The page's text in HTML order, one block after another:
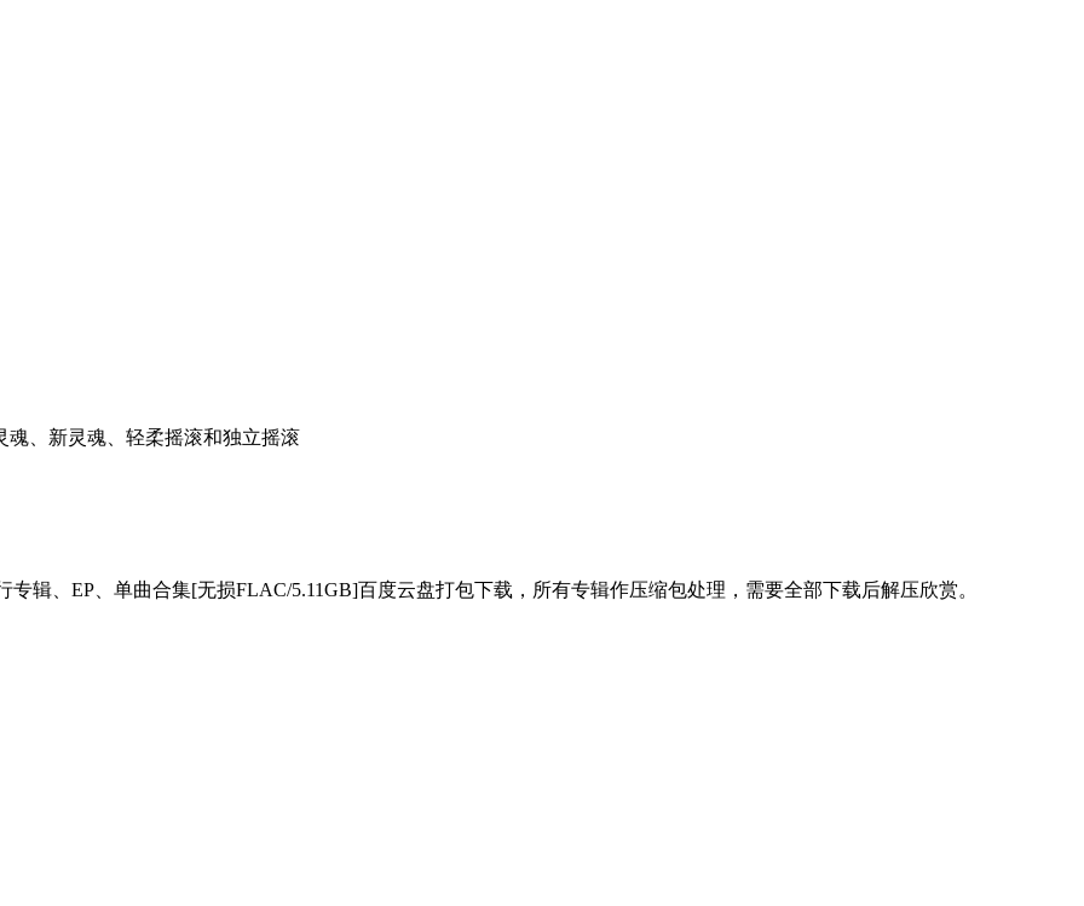
、新灵魂、轻柔摇滚和独立摇滚
专辑、EP、单曲合集[无损FLAC/5.11GB]百度云盘打包下载，所有专辑作压缩包处理，需要全部下载后解压欣赏。